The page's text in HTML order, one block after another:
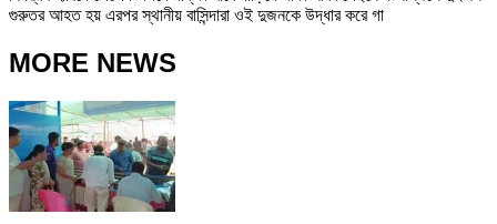
গুরুতর আহত হয় ‌এরপর স্থানীয় বাসিন্দারা ওই দুজনকে উদ্ধার করে গা
MORE NEWS